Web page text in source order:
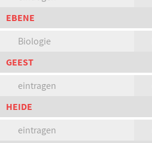
EBENE
Biologie
GEEST
eintragen
HEIDE
eintragen